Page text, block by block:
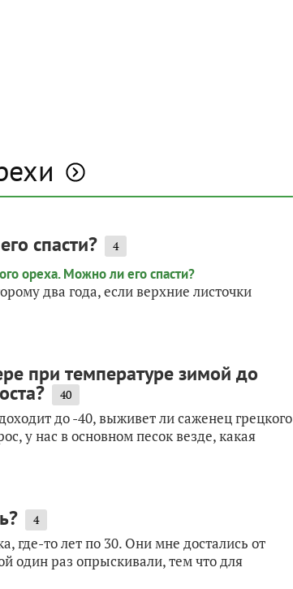
спасти? 4
два года, если верхние листочки
при температуре зимой до
40
до -40, выживет ли саженец грецкого
у нас в основном песок везде, какая
4
где-то лет по 30. Они мне достались от
один раз опрыскивали, тем что для